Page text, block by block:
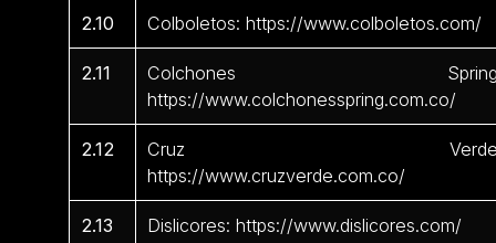
2.10 Colboletos: https://www.colboletos.com/
2.11
Colchones
https://www.colchonesspring.com.co/
2.12
Cruz
https://www.cruzverde.com.co/
2.13 Dislicores: https://www.dislicores.com/